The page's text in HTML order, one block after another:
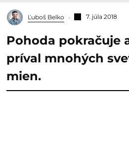
Ľuboš Belko 7. júla 2018
Pohoda pokračuje
príval mnohých
mien.